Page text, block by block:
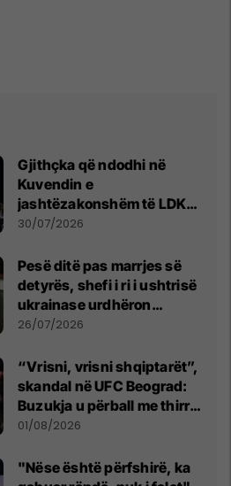
Gjithçka që ndodhi në
Kuvendin e
jashtëzakonshëm të LDK-
së
30/07/2026
Pesë ditë pas marrjes së
detyrës, shefi i ri i ushtrisë
ukrainase urdhëron
kontroll të madh
26/07/2026
“Vrisni, vrisni shqiptarët”,
skandal në UFC Beograd:
Buzukja u përball me thirrje
anti-shqiptare nga
01/08/2026
"Nëse është përfshirë, ka